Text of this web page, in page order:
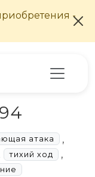
атака ,
тихий ход ,